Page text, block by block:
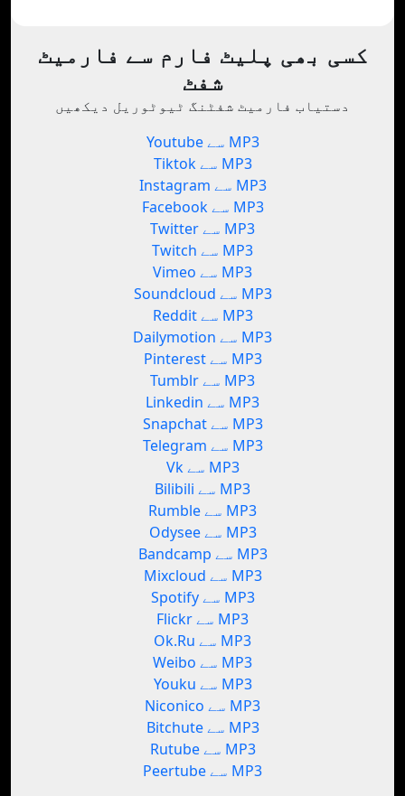
کسی بھی پلیٹ فارم سے فارمیٹ
شفٹ
دستیاب فارمیٹ شفٹنگ ٹیوٹوریل دیکھیں
Youtube سے MP3
Tiktok سے MP3
Instagram سے MP3
Facebook سے MP3
Twitter سے MP3
Twitch سے MP3
Vimeo سے MP3
Soundcloud سے MP3
Reddit سے MP3
Dailymotion سے MP3
Pinterest سے MP3
Tumblr سے MP3
Linkedin سے MP3
Snapchat سے MP3
Telegram سے MP3
Vk سے MP3
Bilibili سے MP3
Rumble سے MP3
Odysee سے MP3
Bandcamp سے MP3
Mixcloud سے MP3
Spotify سے MP3
Flickr سے MP3
Ok.Ru سے MP3
Weibo سے MP3
Youku سے MP3
Niconico سے MP3
Bitchute سے MP3
Rutube سے MP3
Peertube سے MP3